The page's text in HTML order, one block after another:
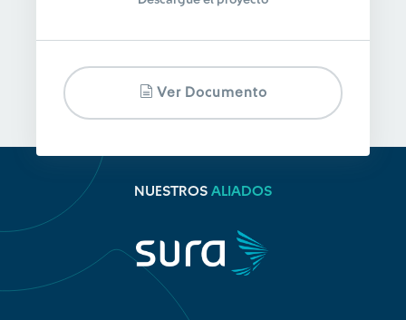
Ver Documento
NUESTROS ALIADOS